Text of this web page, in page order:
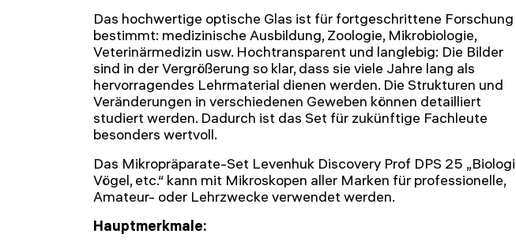
Das hochwertige optische Glas ist für fortgeschrittene Forschung
bestimmt: medizinische Ausbildung, Zoologie, Mikrobiologie,
Veterinärmedizin usw. Hochtransparent und langlebig: Die Bilder
sind in der Vergrößerung so klar, dass sie viele Jahre lang als
hervorragendes Lehrmaterial dienen werden. Die Strukturen und
Veränderungen in verschiedenen Geweben können detailliert
studiert werden. Dadurch ist das Set für zukünftige Fachleute
besonders wertvoll.
Das Mikropräparate-Set Levenhuk Discovery Prof DPS 25
Vögel, etc.“ kann mit Mikroskopen aller Marken für professionelle,
Amateur- oder Lehrzwecke verwendet werden.
Hauptmerkmale: